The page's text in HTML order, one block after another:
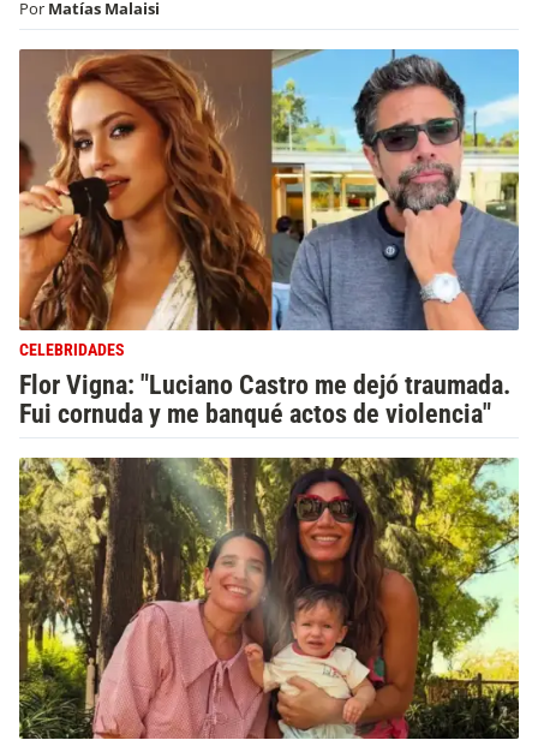
Por Matías Malaisi
CELEBRIDADES
Flor Vigna: "Luciano Castro me dejó traumada.
Fui cornuda y me banqué actos de violencia"